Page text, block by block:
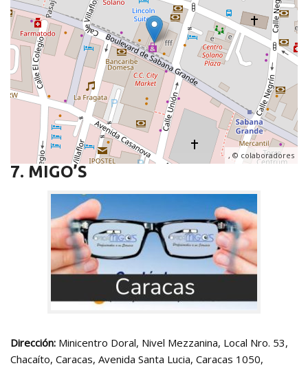
, © colaboradores
7. MIGO’S
Dirección: Minicentro Doral, Nivel Mezzanina, Local Nro. 53,
Chacaíto, Caracas, Avenida Santa Lucia, Caracas 1050,